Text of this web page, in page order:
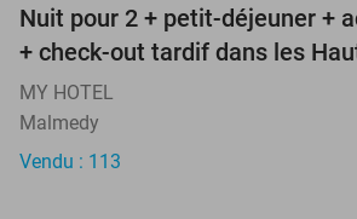
Nuit pour 2 + petit-déjeuner +
+ check-out tardif dans les
MY HOTEL
Malmedy
Vendu : 113